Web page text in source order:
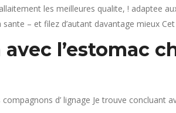
les meilleures qualite, ! adaptee
– et filez d’autant davantage mieux
l’estomac
d’ lignage Je trouve concluant